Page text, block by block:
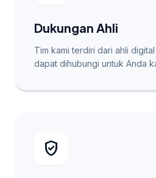
Dukungan Ahli
Tim kami terdiri dari ahli
dapat dihubungi untuk Anda
verified_user